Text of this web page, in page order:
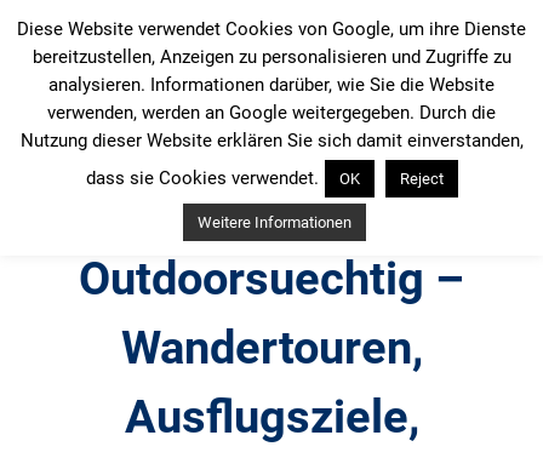
Inhalt
springen
Outdoorsuechtig –
Wandertouren,
Ausflugsziele,
Diese Website verwendet Cookies von Google, um ihre Dienste
bereitzustellen, Anzeigen zu personalisieren und Zugriffe zu
analysieren. Informationen darüber, wie Sie die Website
verwenden, werden an Google weitergegeben. Durch die
Nutzung dieser Website erklären Sie sich damit einverstanden,
dass sie Cookies verwendet.
OK Reject
Weitere Informationen